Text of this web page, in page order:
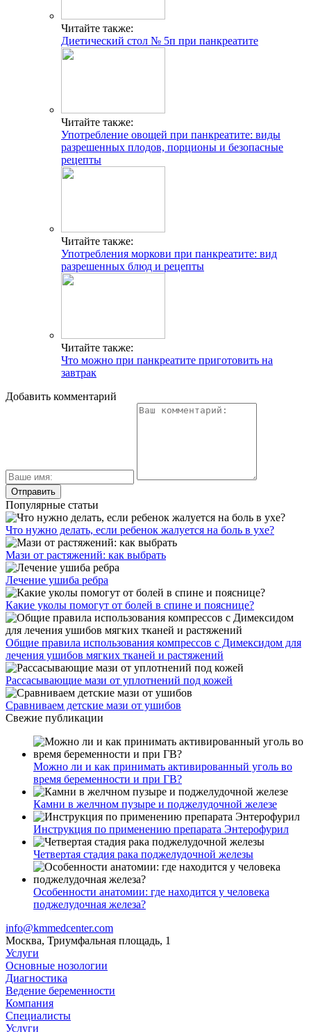
Читайте также:
Диетический стол № 5п при панкреатите
Читайте также:
Употребление овощей при панкреатите: виды
разрешенных плодов, порционы и безопасные
рецепты
Читайте также:
Употребления моркови при панкреатите: вид
разрешенных блюд и рецепты
Читайте также:
Что можно при панкреатите приготовить на
завтрак
Добавить комментарий
Популярные статьи
Что нужно делать, если ребенок жалуется на боль в ухе?
Мази от растяжений: как выбрать
Лечение ушиба ребра
Какие уколы помогут от болей в спине и пояснице?
Общие правила использования компрессов с Димексидом для
лечения ушибов мягких тканей и растяжений
Рассасывающие мази от уплотнений под кожей
Сравниваем детские мази от ушибов
Свежие публикации
Можно ли и как принимать активированный уголь во
время беременности и при ГВ?
Камни в желчном пузыре и поджелудочной железе
Инструкция по применению препарата Энтерофурил
Четвертая стадия рака поджелудочной железы
Особенности анатомии: где находится у человека
поджелудочная железа?
info@kmmedcenter.com
Москва, Триумфальная площадь, 1
Услуги
Основные нозологии
Диагностика
Ведение беременности
Компания
Специалисты
Услуги